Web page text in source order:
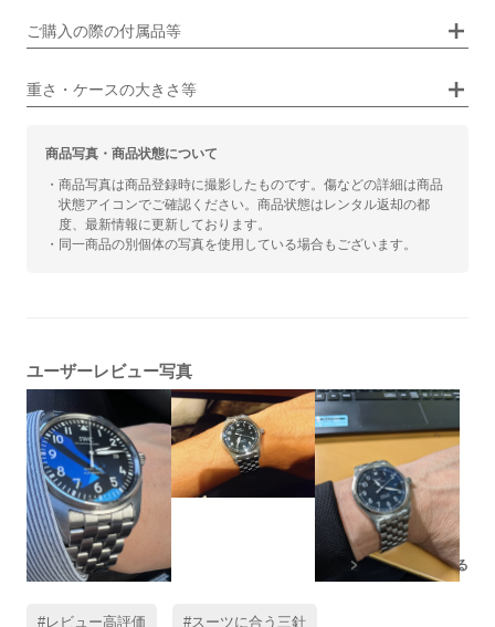
ご購入の際の付属品等
重さ・ケースの大きさ等
カジュアル ビジネス
商品写真・商品状態について
・商品写真は商品登録時に撮影したものです。傷などの詳細は商品
状態アイコンでご確認ください。商品状態はレンタル返却の都
度、最新情報に更新しております。
・同一商品の別個体の写真を使用している場合もございます。
ユーザーレビュー写真
残りの写真もみる
#レビュー高評価 #スーツに合う三針